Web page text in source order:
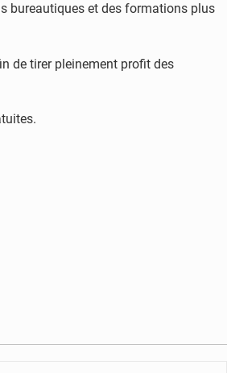
bureautiques et des formations plus
de tirer pleinement profit des